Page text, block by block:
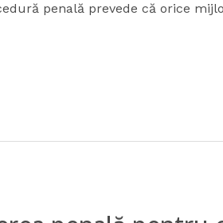
penală prevede că orice